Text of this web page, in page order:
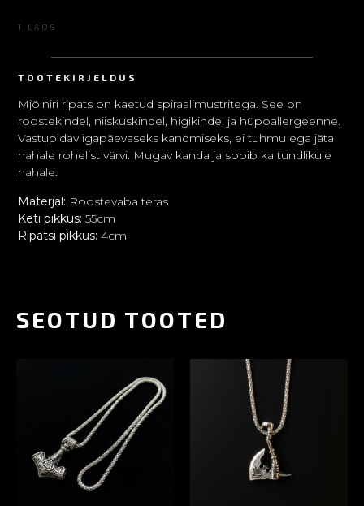
1 LAOS
TOOTEKIRJELDUS
Mjölniri ripats on kaetud spiraalimustritega. See on
roostekindel, niiskuskindel, higikindel ja hüpoallergeenne.
Vastupidav igapäevaseks kandmiseks, ei tuhmu ega jäta
nahale rohelist värvi. Mugav kanda ja sobib ka tundlikule
nahale.
Materjal: Roostevaba teras
Keti pikkus: 55cm
Ripatsi pikkus: 4cm
SEOTUD TOOTED